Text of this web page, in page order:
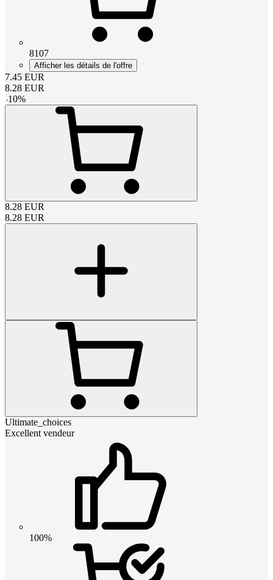
8107
Afficher les détails de l'offre
7.45 EUR
8.28 EUR
-10%
8.28 EUR
8.28 EUR
Ultimate_choices
Excellent vendeur
100%